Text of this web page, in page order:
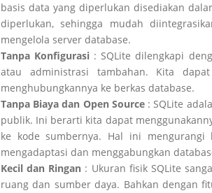
basis data yang diperlukan disediakan
diperlukan, sehingga mudah
mengelola server database.
Tanpa Konfigurasi : SQLite dilengkapi
atau administrasi tambahan. Kita
menghubungkannya ke berkas database.
Tanpa Biaya dan Open Source: SQLite
publik. Ini berarti kita dapat
ke kode sumbernya. Hal ini mengurangi
mengadaptasi dan menggabungkan
Kecil dan Ringan : Ukuran fisik SQLite
ruang dan sumber daya. Bahkan dengan